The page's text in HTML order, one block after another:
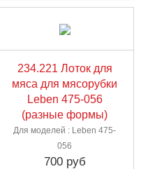
234.221 Лоток для
мяса для мясорубки
Leben 475-056
(разные формы)
Для моделей : Leben 475-
056
700 руб